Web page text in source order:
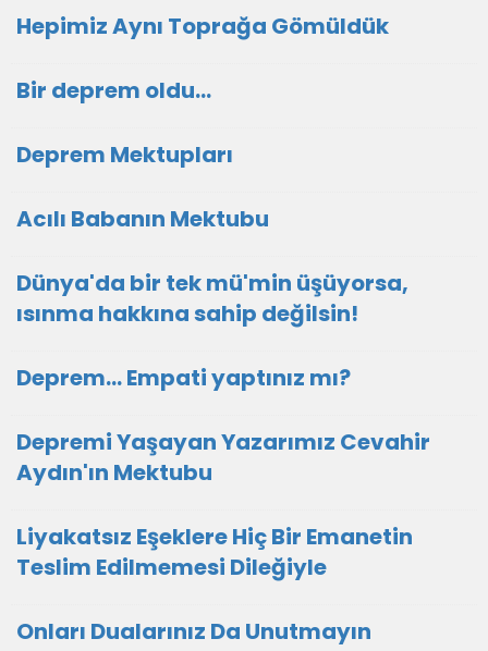
Hepimiz Aynı Toprağa Gömüldük
Bir deprem oldu...
Deprem Mektupları
Acılı Babanın Mektubu
Dünya'da bir tek mü'min üşüyorsa,
ısınma hakkına sahip değilsin!
Deprem... Empati yaptınız mı?
Depremi Yaşayan Yazarımız Cevahir
Aydın'ın Mektubu
Liyakatsız Eşeklere Hiç Bir Emanetin
Teslim Edilmemesi Dileğiyle
Onları Dualarınız Da Unutmayın